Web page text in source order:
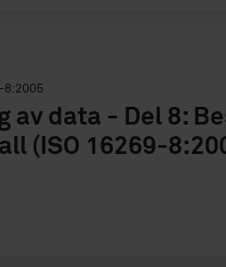
8:2005
data - Del 8:
(ISO 16269-